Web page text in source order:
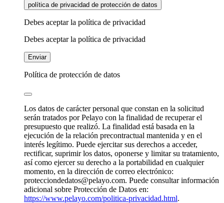
política de privacidad de protección de datos
Debes aceptar la política de privacidad
Debes aceptar la política de privacidad
Enviar
Política de protección de datos
Los datos de carácter personal que constan en la solicitud
serán tratados por Pelayo con la finalidad de recuperar el
presupuesto que realizó. La finalidad está basada en la
ejecución de la relación precontractual mantenida y en el
interés legítimo. Puede ejercitar sus derechos a acceder,
rectificar, suprimir los datos, oponerse y limitar su tratamiento,
así como ejercer su derecho a la portabilidad en cualquier
momento, en la dirección de correo electrónico:
protecciondedatos@pelayo.com. Puede consultar información
adicional sobre Protección de Datos en:
https://www.pelayo.com/politica-privacidad.html.